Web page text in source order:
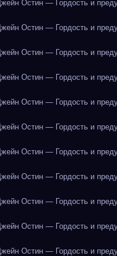
Остин — Гордость и
Остин — Гордость и
Остин — Гордость и
Остин — Гордость и
Остин — Гордость и
Остин — Гордость и
Остин — Гордость и
Остин — Гордость и
Остин — Гордость и
Остин — Гордость и
Остин — Гордость и